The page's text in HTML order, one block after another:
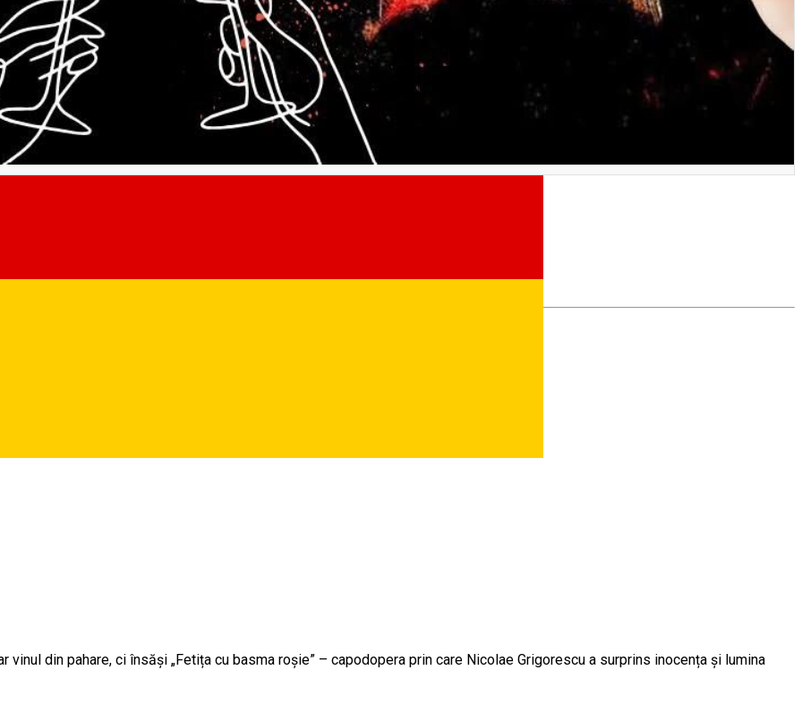
din pahare, ci însăși „Fetița cu basma roșie” – capodopera prin care Nicolae Grigorescu a surprins inocența și lumina